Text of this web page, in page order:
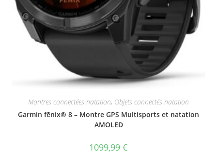
Montres connectées natation, Objets connectés natation
Garmin fēnix® 8 – Montre GPS Multisports et natation
AMOLED
1099,99 €